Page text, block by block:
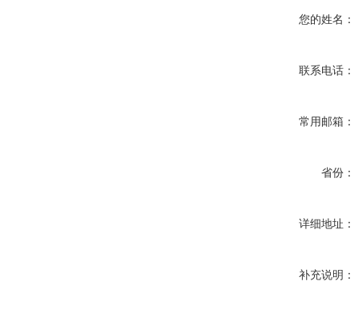
您的姓名：
联系电话：
常用邮箱：
省份：
详细地址：
补充说明：